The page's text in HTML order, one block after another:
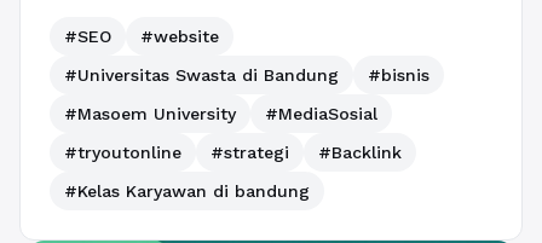
#SEO
#website
#Universitas Swasta di Bandung
#bisnis
#Masoem University
#MediaSosial
#tryoutonline
#strategi
#Backlink
#Kelas Karyawan di bandung